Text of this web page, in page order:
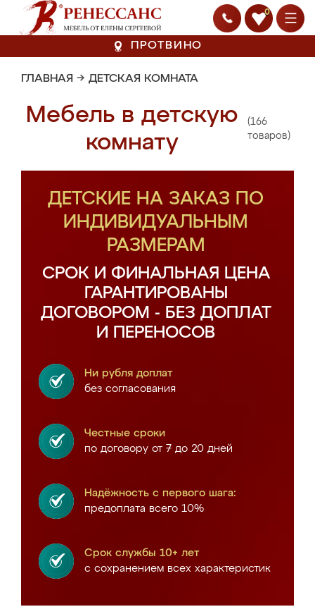
0
ПРОТВИНО
ГЛАВНАЯ → ДЕТСКАЯ КОМНАТА
Мебель в детскую
комнату
(166
товаров)
ДЕТСКИЕ НА ЗАКАЗ ПО
ИНДИВИДУАЛЬНЫМ
РАЗМЕРАМ
СРОК И ФИНАЛЬНАЯ ЦЕНА
ГАРАНТИРОВАНЫ
ДОГОВОРОМ - БЕЗ ДОПЛАТ
И ПЕРЕНОСОВ
Ни рубля доплат
без согласования
Честные сроки
по договору от 7 до 20 дней
Надёжность с первого шага:
предоплата всего 10%
Срок службы 10+ лет
с сохранением всех характеристик